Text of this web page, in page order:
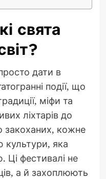
свята
дати в
події, що
міфи та
ліхтарів до
закоханих, кожне
культури, яка
фестивалі не
а й захоплюють